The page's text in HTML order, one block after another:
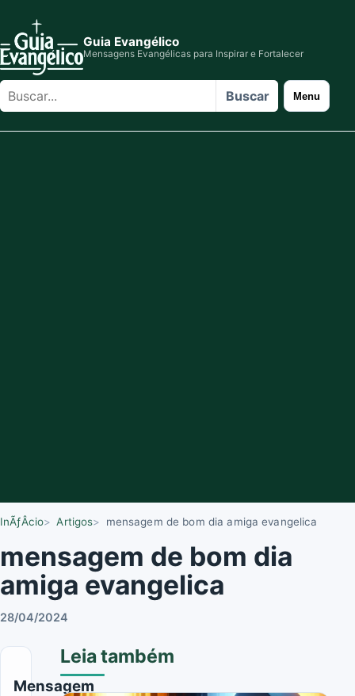
Guia Evangélico
Mensagens Evangélicas para Inspirar e Fortalecer
Buscar
no
site
Buscar Menu
InÃƒÂ­cio Artigos mensagem de bom dia amiga evangelica
mensagem de bom dia
amiga evangelica
28/04/2024
Mensagem
Leia também